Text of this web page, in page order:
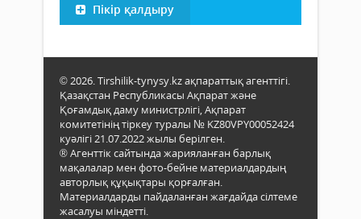
Пікір қалдыру
© 2026. Tirshilik-tynysy.kz ақпараттық агенттігі.
Қазақстан Республикасы Ақпарат және
Қоғамдық даму министрлігі, Ақпарат
комитетінің тіркеу туралы № KZ80VPY00052424
куәлігі 21.07.2022 жылы берілген.
® Агенттік сайтында жарияланған барлық
мақалалар мен фото-бейне материалдардың
авторлық құқықтары қорғалған.
Материалдарды пайдаланған жағдайда сілтеме
жасалуы міндетті.